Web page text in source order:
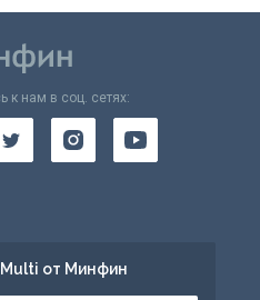
к нам в соц. сетях:
от Минфин